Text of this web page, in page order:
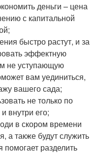
деньги – цена
с капитальной
быстро растут, и за
эффектную
не уступающую
вам уединиться,
вашего сада;
не только по
внутри его;
в скором времени
а также будут служить
помогает разделить